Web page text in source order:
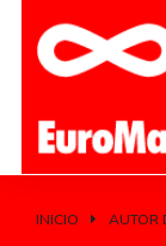
Estás aquí:
INICIO AUTOR